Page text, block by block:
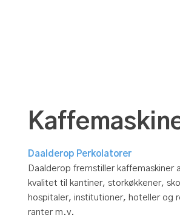
Daalderop Perkolatorer
Daalderop fremstiller kaffemaskiner
kvalitet til kantiner, storkøkkener,
hospitaler, institutioner, hoteller og
ranter m.v.